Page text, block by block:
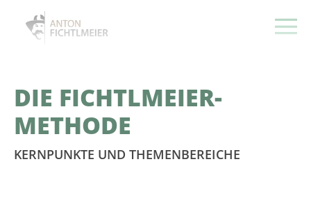
DIE FICHTLMEIER-
METHODE
KERNPUNKTE UND THEMENBEREICHE